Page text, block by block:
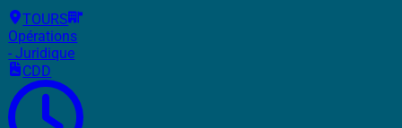
TOURS
Opérations
- Juridique
CDD